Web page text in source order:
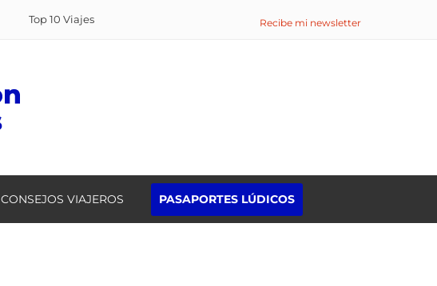
Top 10 Viajes Recibe mi newsletter
CONSEJOS VIAJEROS PASAPORTES LÚDICOS